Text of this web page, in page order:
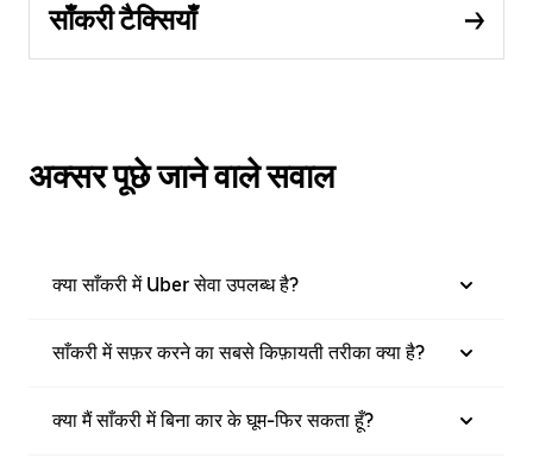
साँकरी टैक्सियाँ
अक्सर पूछे जाने वाले सवाल
क्या साँकरी में Uber सेवा उपलब्ध है?
साँकरी में सफ़र करने का सबसे किफ़ायती तरीका क्या है?
क्या मैं साँकरी में बिना कार के घूम-फिर सकता हूँ?